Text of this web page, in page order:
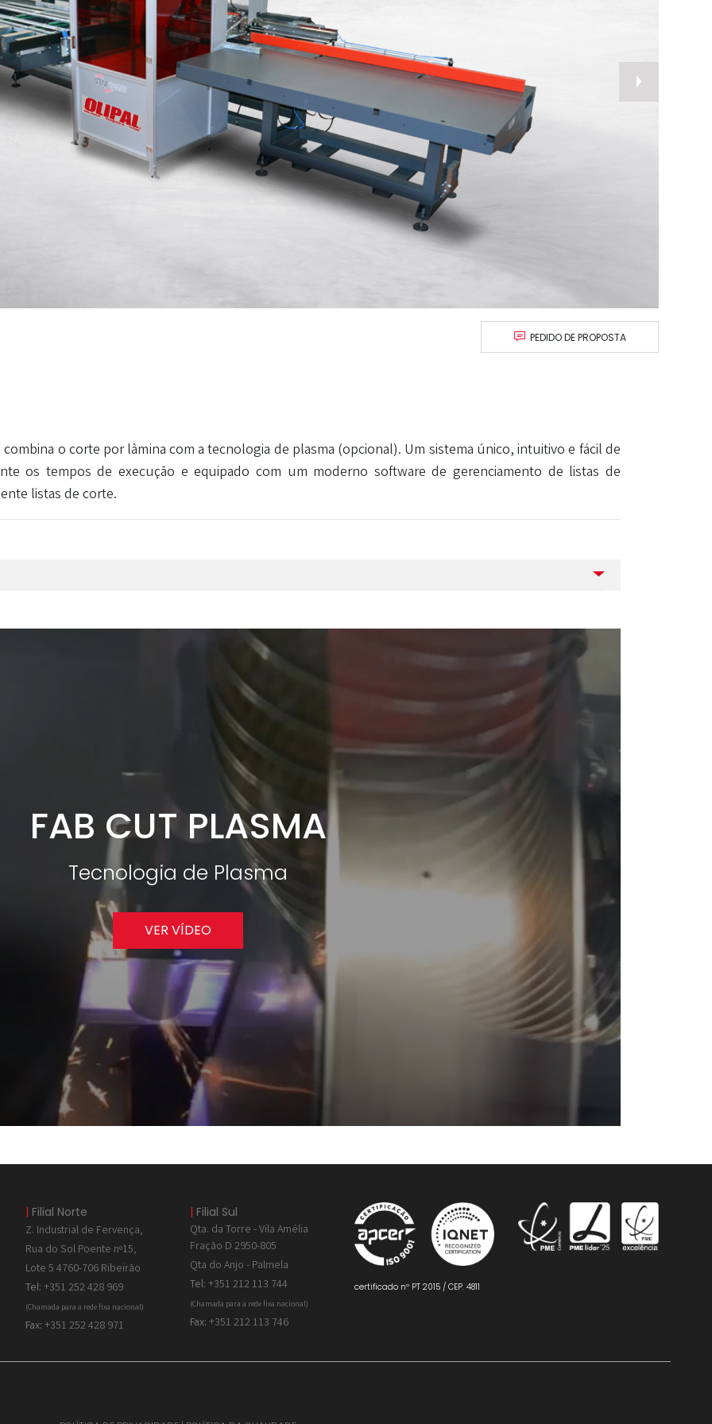
PEDIDO DE PROPOSTA
o corte por lâmina com a tecnologia de plasma (opcional). Um sistema único, intuitivo e fácil de
os tempos de execução e equipado com um moderno software de gerenciamento de listas de
listas de corte.
FAB CUT PLASMA
Tecnologia de Plasma
VER VÍDEO
| Filial Norte
Z. Industrial de Fervença,
Rua do Sol Poente nº15,
Lote 5 4760-706 Ribeirão
Tel:+351 252 428 969
(Chamada para a rede fixa nacional)
Fax:+351 252 428 971
| Filial Sul
Qta. da Torre - Vila Amélia
Fração D 2950-805
Qta do Anjo - Palmela
Tel: +351 212 113 744
(Chamada para a rede fixa nacional)
Fax: +351 212 113 746
certificado nº PT 2015 / CEP. 4811